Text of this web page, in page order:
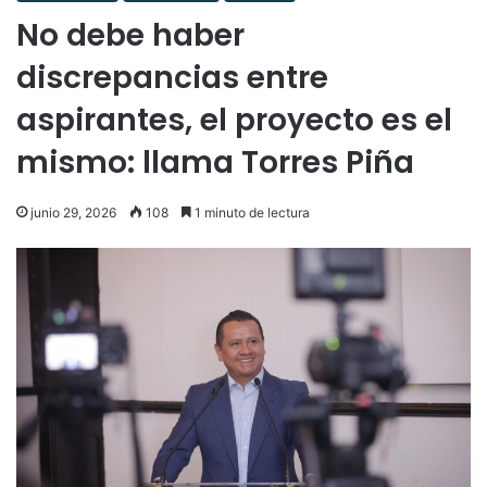
No debe haber
discrepancias entre
aspirantes, el proyecto es el
mismo: llama Torres Piña
junio 29, 2026 108 1 minuto de lectura